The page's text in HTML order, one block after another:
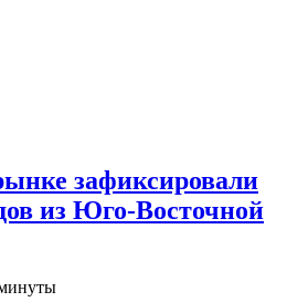
зафиксировали
из Юго-Восточной